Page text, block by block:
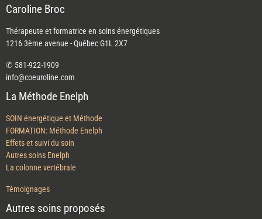
Caroline Broc
Thérapeute et formatrice en soins énergétiques
1216 3ème avenue - Québec G1L 2X7
✆ 581-922-1909
info@coeuroline.com
La Méthode Enelph
SOIN énergétique et Méthode
FORMATION: Méthode Enelph
Effets et suivi du soin
Autres soins Enelph
La colonne vertébrale
Témoignages
Autres soins proposés